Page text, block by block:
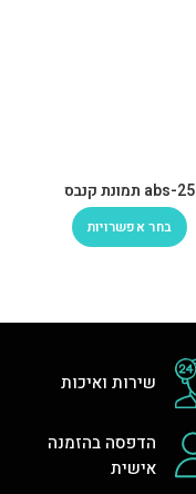
abs-25 תמונת קנבס
בחר אפשרויות
שירות ואיכות
הדפסה בהזמנה
אישית